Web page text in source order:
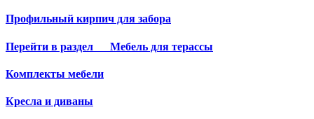
Профильный кирпич для забора
Перейти в раздел Мебель для терассы
Комплекты мебели
Кресла и диваны